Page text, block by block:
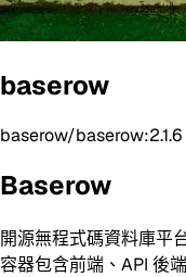
baserow
baserow/baserow:2.1.6
Baserow
開源無程式碼資料庫平
容器包含前端、API 後